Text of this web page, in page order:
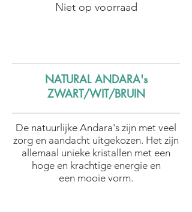
Niet op voorraad
NATURAL ANDARA's
ZWART/WIT/BRUIN
De natuurlijke Andara's zijn met veel
zorg en aandacht uitgekozen. Het zijn
allemaal unieke kristallen met een
hoge en krachtige energie en
een mooie vorm.